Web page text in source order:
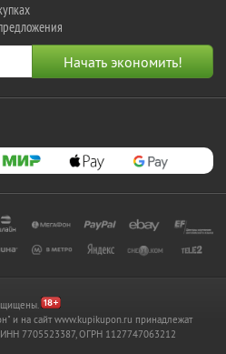
и на сайт www.kupikupon.ru принадлежат
7705523387, ОГРН 1127747063212